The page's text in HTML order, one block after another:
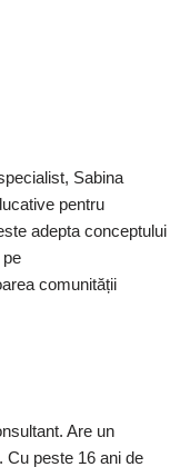
Sabina
pentru
adepta conceptului
comunității
Are un
Cu peste 16 ani de